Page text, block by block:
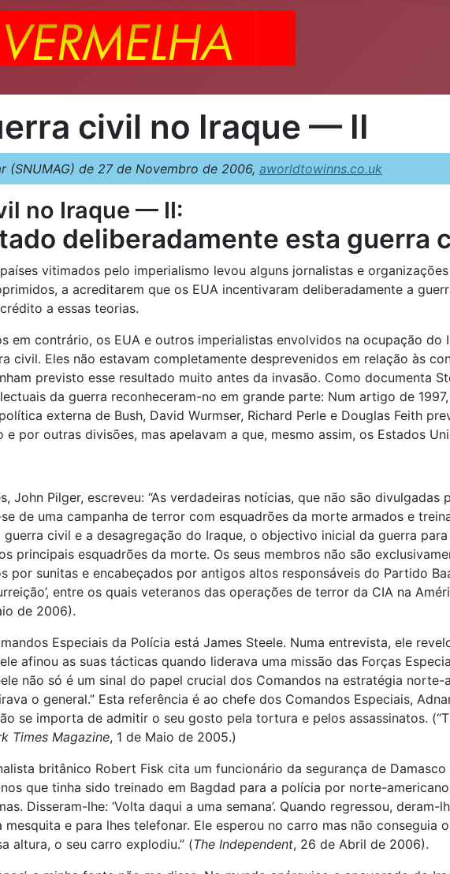
civil no Iraque — II
(SNUMAG) de 27 de Novembro de 2006, aworldtowinns.co.uk
no Iraque — II:
deliberadamente esta guerra
vitimados pelo imperialismo levou alguns jornalistas e
a acreditarem que os EUA incentivaram deliberadamente a
a essas teorias.
em contrário, os EUA e outros imperialistas envolvidos na ocupação do
civil. Eles não estavam completamente desprevenidos em relação às
previsto esse resultado muito antes da invasão. Como documenta
da guerra reconheceram-no em grande parte: Num artigo de
externa de Bush, David Wurmser, Richard Perle e Douglas Feith
por outras divisões, mas apelavam a que, mesmo assim, os Estados
John Pilger, escreveu: “As verdadeiras notícias, que não são divulgadas
de uma campanha de terror com esquadrões da morte armados e
civil e a desagregação do Iraque, o objectivo inicial da guerra
principais esquadrões da morte. Os seus membros não são
por sunitas e encabeçados por antigos altos responsáveis do Partido
entre os quais veteranos das operações de terror da CIA na
de 2006).
Especiais da Polícia está James Steele. Numa entrevista, ele
afinou as suas tácticas quando liderava uma missão das Forças
não só é um sinal do papel crucial dos Comandos na estratégia
o general.” Esta referência é ao chefe dos Comandos Especiais,
se importa de admitir o seu gosto pela tortura e pelos assassinatos.
Times Magazine, 1 de Maio de 2005.)
britânico Robert Fisk cita um funcionário da segurança de Damasco
que tinha sido treinado em Bagdad para a polícia por norte-
Disseram-lhe: ‘Volta daqui a uma semana’. Quando regressou,
e para lhes telefonar. Ele esperou no carro mas não conseguia
altura, o seu carro explodiu.” (The Independent, 26 de Abril de 2006).